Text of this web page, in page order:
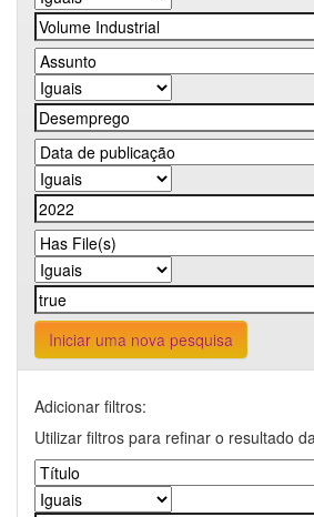
Iniciar uma nova pesquisa
Adicionar filtros:
Utilizar filtros para refinar o resultado